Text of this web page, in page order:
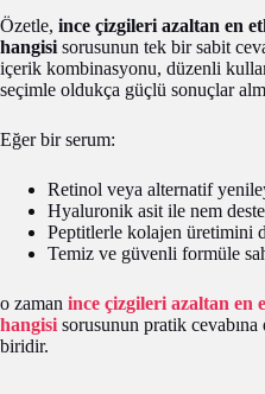
Özetle, ince çizgileri azaltan en
hangisisorusunun tek bir sabit
içerik kombinasyonu, düzenli
seçimle oldukça güçlü sonuçlar
Eğer bir serum:
Retinol veya alternatif
Hyaluronik asit ile nem
Peptitlerle kolajen üretimini
Temiz ve güvenli formüle
o zaman ince çizgileri azaltan en
hangisisorusunun pratik cevabına
biridir.